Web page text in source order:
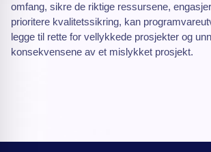
omfang, sikre de riktige ressursene,
prioritere kvalitetssikring, kan
legge til rette for vellykkede prosjekter og
konsekvensene av et mislykket prosjekt.